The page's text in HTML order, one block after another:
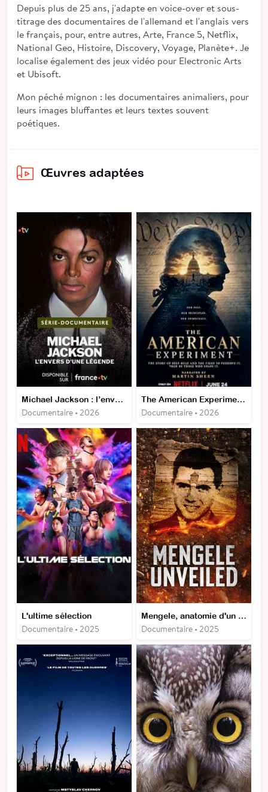
Depuis plus de 25 ans, j'adapte en voice-over et sous-
titrage des documentaires de l'allemand et l'anglais vers
le français, pour, entre autres, Arte, France 5, Netflix,
National Geo, Histoire, Discovery, Voyage, Planète+. Je
localise également des jeux vidéo pour Electronic Arts
et Ubisoft.
Mon péché mignon : les documentaires animaliers, pour
leurs images bluffantes et leurs textes souvent
poétiques.
Œuvres adaptées
Michael Jackson : l’envers d’une légende
Documentaire • 2026
The American Experiment : une nation à l'épreuve du temps
Documentaire • 2026
L'ultime sélection
Documentaire • 2025
Mengele, anatomie d'un bourreau
Documentaire • 2025